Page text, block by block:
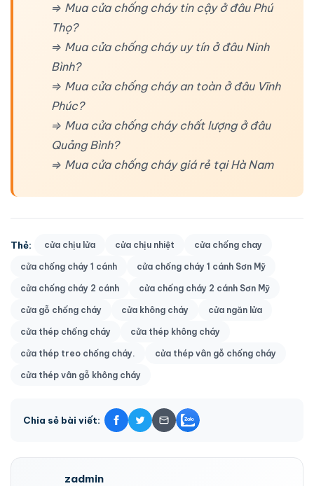
⇒ Mua cửa chống cháy tin cậy ở đâu Phú
Thọ?
⇒ Mua cửa chống cháy uy tín ở đâu Ninh
Bình?
⇒ Mua cửa chống cháy an toàn ở đâu Vĩnh
Phúc?
⇒ Mua cửa chống cháy chất lượng ở đâu
Quảng Bình?
⇒ Mua cửa chống cháy giá rẻ tại Hà Nam
Thẻ: cửa chịu lửa cửa chịu nhiệt cửa chống chay
cửa chống cháy 1 cánh cửa chống cháy 1 cánh Sơn Mỹ
cửa chống cháy 2 cánh cửa chống cháy 2 cánh Sơn Mỹ
cửa gỗ chống cháy cửa không cháy cửa ngăn lửa
cửa thép chống cháy cửa thép không cháy
cửa thép treo chống cháy. cửa thép vân gỗ chống cháy
cửa thép vân gỗ không cháy
Chia sẻ bài viết:
zadmin